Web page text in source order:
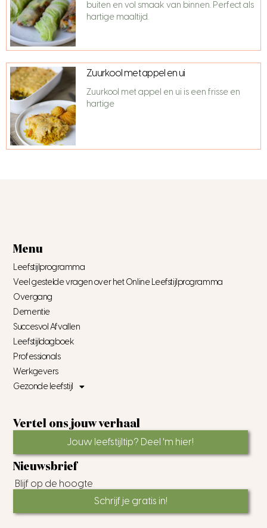
buiten en vol smaak van binnen. Perfect als
hartige maaltijd.
Zuurkool met appel en ui
Zuurkool met appel en ui is een frisse en
hartige
Menu
Leefstijlprogramma
Veel gestelde vragen over het Online Leefstijlprogramma
Overgang
Dementie
Succesvol Afvallen
Leefstijldagboek
Professionals
Werkgevers
Gezonde leefstijl
Vertel ons jouw verhaal
Jouw leefstijltip? Deel 'm hier!
Nieuwsbrief
Blijf op de hoogte
Schrijf je gratis in!